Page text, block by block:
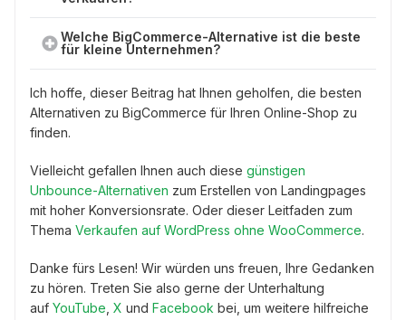
Welche BigCommerce-Alternative ist die beste
für kleine Unternehmen?
Ich hoffe, dieser Beitrag hat Ihnen geholfen, die besten
Alternativen zu BigCommerce für Ihren Online-Shop zu
finden.
Vielleicht gefallen Ihnen auch diese günstigen
Unbounce-Alternativen zum Erstellen von Landingpages
mit hoher Konversionsrate. Oder dieser Leitfaden zum
Thema Verkaufen auf WordPress ohne WooCommerce.
Danke fürs Lesen! Wir würden uns freuen, Ihre Gedanken
zu hören. Treten Sie also gerne der Unterhaltung
auf YouTube X und Facebook bei, um weitere hilfreiche